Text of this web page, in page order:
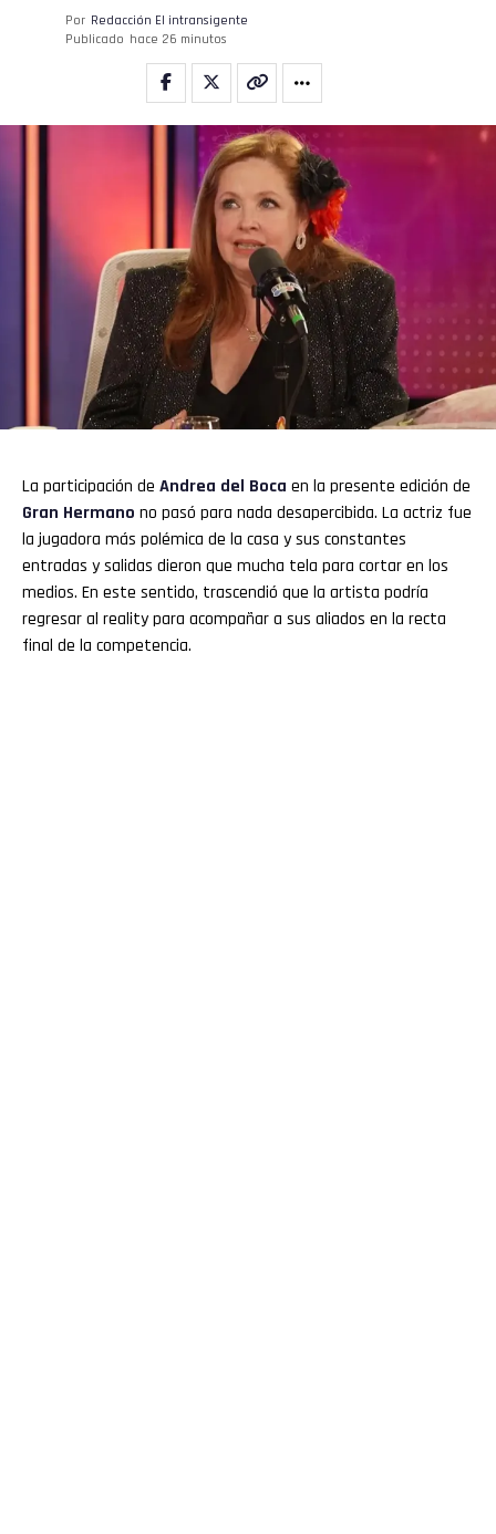
Por Redacción El intransigente
Publicado hace 26 minutos
La participación de Andrea del Boca en la presente edición de
Gran Hermano no pasó para nada desapercibida. La actriz fue
la jugadora más polémica de la casa y sus constantes
entradas y salidas dieron que mucha tela para cortar en los
medios. En este sentido, trascendió que la artista podría
regresar al reality para acompañar a sus aliados en la recta
final de la competencia.